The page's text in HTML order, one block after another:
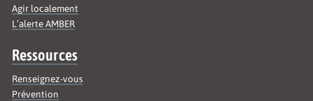
Agir localement
L’alerte AMBER
Ressources
Renseignez-vous
Prévention